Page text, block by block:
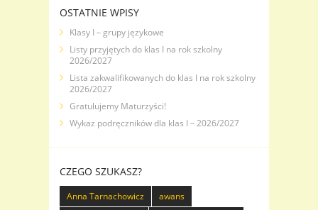
OSTATNIE WPISY
Klasy I – grupy językowe
Listy przyjętych do klas I na rok szkolny
2026/2027
Lista zakwalifikowanych do klas I na rok szkolny
2026/2027
Gratulujemy Maturzyści!
Wykaz podręczników dla klas I – 2026/2027
CZEGO SZUKASZ?
Anna Tarnachowicz
awans